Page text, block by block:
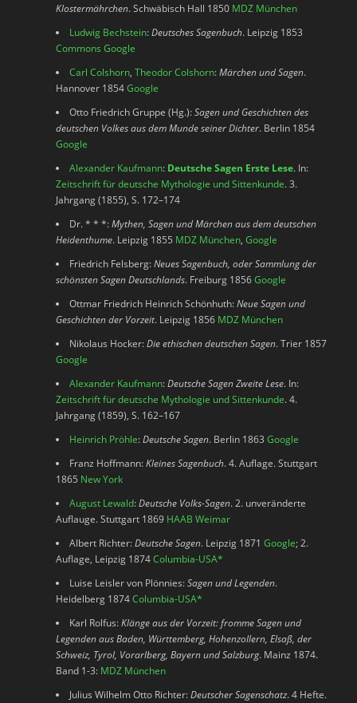
Klostermährchen. Schwäbisch Hall 1850 MDZ München
Ludwig Bechstein:Deutsches Sagenbuch. Leipzig 1853
Commons Google
Carl Colshorn,Theodor Colshorn:Märchen und Sagen.
Hannover 1854Google
Otto Friedrich Gruppe (Hg.):Sagen und Geschichten des
deutschen Volkes aus dem Munde seiner Dichter. Berlin 1854
Google
Alexander Kaufmann: Deutsche Sagen Erste Lese. In:
Zeitschrift für deutsche Mythologie und Sittenkunde. 3.
Jahrgang (1855), S. 172–174
Dr. * * *:Mythen, Sagen und Märchen aus dem deutschen
Heidenthume. Leipzig 1855 MDZ München,Google
Friedrich Felsberg:Neues Sagenbuch, oder Sammlung der
schönsten Sagen Deutschlands. Freiburg 1856Google
Ottmar Friedrich Heinrich Schönhuth:Neue Sagen und
Geschichten der Vorzeit. Leipzig 1856 MDZ München
Nikolaus Hocker:Die ethischen deutschen Sagen. Trier 1857
Google
Alexander Kaufmann:Deutsche Sagen Zweite Lese. In:
Zeitschrift für deutsche Mythologie und Sittenkunde. 4.
Jahrgang (1859), S. 162–167
Heinrich Pröhle:Deutsche Sagen. Berlin 1863Google
Franz Hoffmann:Kleines Sagenbuch. 4. Auflage. Stuttgart
1865 New York
August Lewald:Deutsche Volks-Sagen. 2. unveränderte
Auflauge. Stuttgart 1869 HAAB Weimar
Albert Richter:Deutsche Sagen. Leipzig 1871Google; 2.
Auflage, Leipzig 1874Columbia-USA*
Luise Leisler von Plönnies:Sagen und Legenden.
Heidelberg 1874Columbia-USA*
Karl Rolfus:Klänge aus der Vorzeit: fromme Sagen und
Legenden aus Baden, Württemberg, Hohenzollern, Elsaß, der
Schweiz, Tyrol, Vorarlberg, Bayern und Salzburg. Mainz 1874.
Band 1-3: MDZ München
Julius Wilhelm Otto Richter:Deutscher Sagenschatz. 4 Hefte.